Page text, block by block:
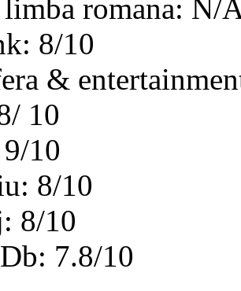
romana: N/
8/10
&
10
10
8/10
8/10
7.8/10